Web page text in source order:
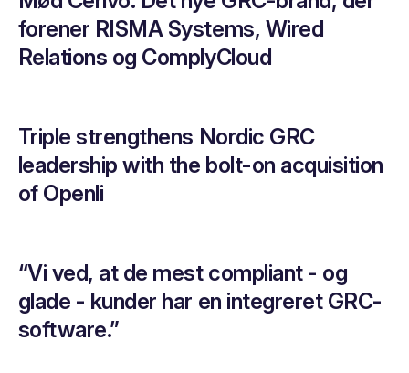
forener RISMA Systems, Wired
Relations og ComplyCloud
Triple strengthens Nordic GRC
leadership with the bolt-on acquisition
of Openli
“Vi ved, at de mest compliant - og
glade - kunder har en integreret GRC-
software.”